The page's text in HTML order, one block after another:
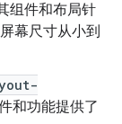
组件和布局针
幕尺寸从小到
和功能提供了